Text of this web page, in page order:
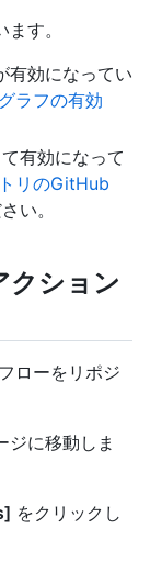
す。
有効になってい
ラフの有効
有効になって
リのGitHub
い。
クション
ローをリポジ
に移動しま
をクリックし